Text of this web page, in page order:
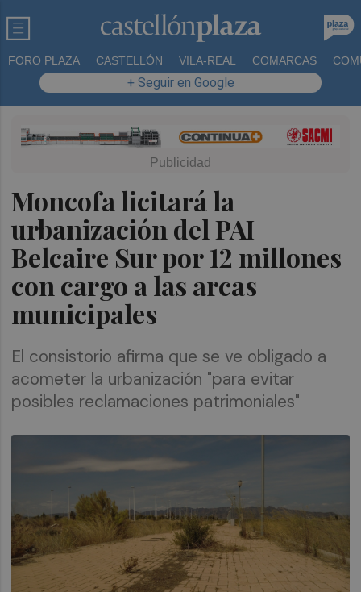
FORO PLAZA CASTELLÓN VILA-REAL COMARCAS
+ Seguir en Google
Moncofa licitará la
urbanización del PAI
Belcaire Sur por 12 millones
con cargo a las arcas
municipales
El consistorio afirma que se ve obligado a
acometer la urbanización "para evitar
posibles reclamaciones patrimoniales"